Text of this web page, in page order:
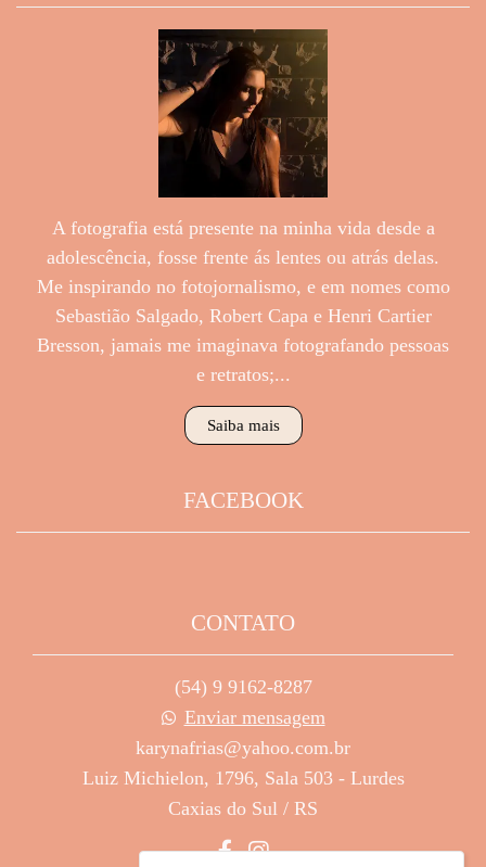
A fotografia está presente na minha vida desde a
adolescência, fosse frente ás lentes ou atrás delas.
Me inspirando no fotojornalismo, e em nomes como
Sebastião Salgado, Robert Capa e Henri Cartier
Bresson, jamais me imaginava fotografando pessoas
e retratos;...
Saiba mais
FACEBOOK
CONTATO
(54) 9 9162-8287
Enviar mensagem
karynafrias@yahoo.com.br
Luiz Michielon, 1796, Sala 503 - Lurdes
Caxias do Sul / RS